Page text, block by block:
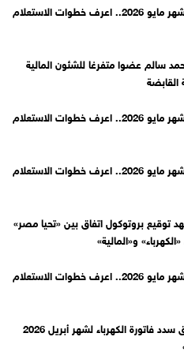
فاتورة الكهرباء لشهر مايو 2026.. اعرف خطوات الاستعلام
سالم عضوا متفرغا للشئون المالية
القابضة
فاتورة الكهرباء لشهر مايو 2026.. اعرف خطوات الاستعلام
فاتورة الكهرباء لشهر مايو 2026.. اعرف خطوات الاستعلام
توقيع بروتوكول اتفاق بين «تحيا مصر»
و«المالية»
فاتورة الكهرباء لشهر مايو 2026.. اعرف خطوات الاستعلام
آخر فرصلة.. إلحق سدد فاتورة الكهرباء لشهر أبريل 2026